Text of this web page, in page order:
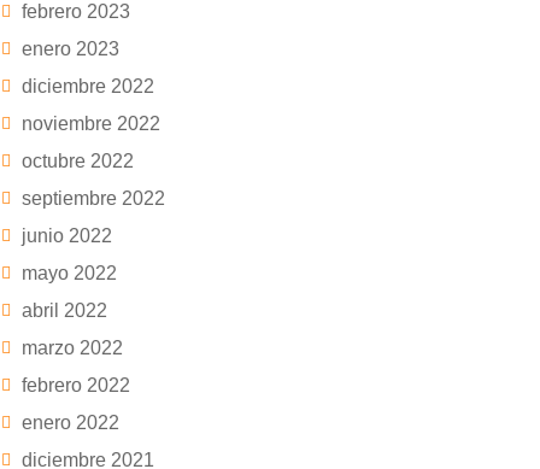
febrero 2023
enero 2023
diciembre 2022
noviembre 2022
octubre 2022
septiembre 2022
junio 2022
mayo 2022
abril 2022
marzo 2022
febrero 2022
enero 2022
diciembre 2021